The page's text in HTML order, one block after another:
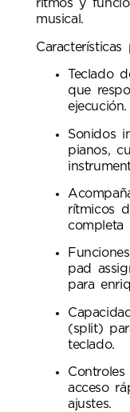
ritmos y
musical.
Características
Teclado
que
ejecución.
Sonidos
pianos,
rítmicos
completa
pad
para
(split)
teclado.
acceso
ajustes.